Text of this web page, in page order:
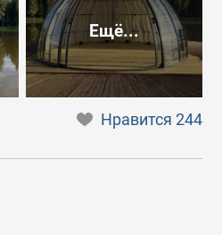
Ещё...
Нравится244